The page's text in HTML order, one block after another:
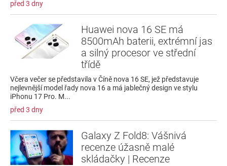
před 3 dny
Huawei nova 16 SE má
8500mAh baterii, extrémní jas
a silný procesor ve střední
třídě
Včera večer se představila v Číně nova 16 SE, jež představuje
nejlevnější model řady nova 16 a má jablečný design ve stylu
iPhonu 17 Pro. M...
před 3 dny
Galaxy Z Fold8: Vášnivá
recenze úžasně malé
skládačky | Recenze